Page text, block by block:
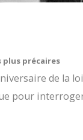
plus précaires
de la
pour